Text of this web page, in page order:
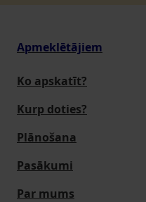
Apmeklētājiem
Ko apskatīt?
Kurp doties?
Plānošana
Pasākumi
Par mums